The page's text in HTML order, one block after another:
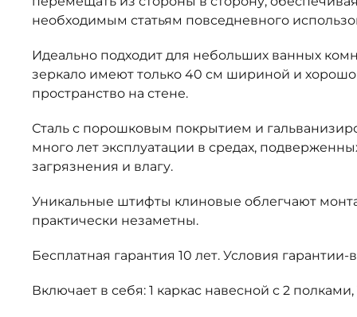
необходимым статьям повседневного
Идеально подходит для небольших ванных
зеркало имеют только 40 см шириной и
пространство на стене.
Сталь с порошковым покрытием и
много лет эксплуатации в средах,
загрязнения и влагу.
Уникальные штифты клиновые облегчают
практически незаметны.
Бесплатная гарантия 10 лет. Условия
Включает в себя: 1 каркас навесной с 2